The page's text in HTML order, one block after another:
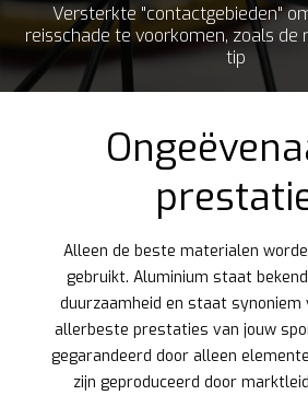
Versterkte "contactgebieden"
reisschade te voorkomen, zoals de
tip
Alleen de beste materialen
gebruikt. Aluminium staat
duurzaamheid en staat synoniem
allerbeste prestaties van jouw
gegarandeerd door alleen
zijn geproduceerd door